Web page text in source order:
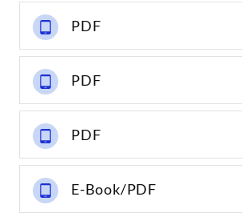
PDF
PDF
PDF
E-Book/PDF